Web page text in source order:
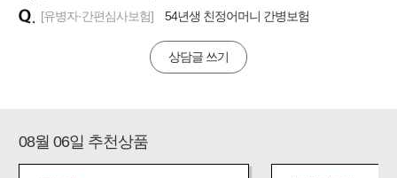
[유병자·간편심사보험]
54년생 친정어머니 간병보험
상담글 쓰기
08월 06일 추천상품